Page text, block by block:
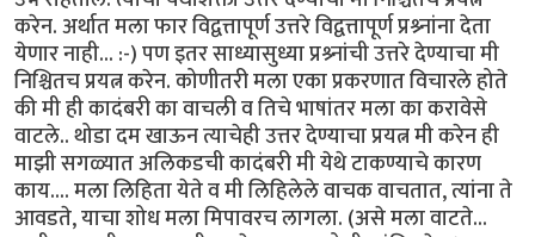
करेन. अर्थात मला फार विद्वत्तापूर्ण उत्तरे विद्वत्तापूर्ण प्रश्र्नांना देता
येणार नाही... :-) पण इतर साध्यासुध्या प्रश्र्नांची उत्तरे देण्याचा मी
निश्चितच प्रयत्न करेन. कोणीतरी मला एका प्रकरणात विचारले होते
की मी ही कादंबरी का वाचली व तिचे भाषांतर मला का करावेसे
वाटले.. थोडा दम खाऊन त्याचेही उत्तर देण्याचा प्रयत्न मी करेन ही
माझी सगळ्यात अलिकडची कादंबरी मी येथे टाकण्याचे कारण
काय.... मला लिहिता येते व मी लिहिलेले वाचक वाचतात, त्यांना ते
आवडते, याचा शोध मला मिपावरच लागला. (असे मला वाटते...